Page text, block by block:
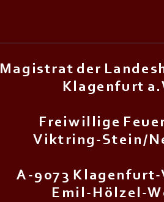
M a g i s t r a t d e r L a n d e s
K l a g e n f u r t a .
F r e i w i l l i g e F e u e
V i k t r i n g - S t e i n / N
A - 9 0 7 3 K l a g e n f u r t -
E m i l - H ö l z e l -